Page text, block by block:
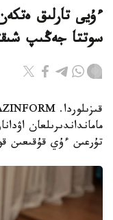
ءۇيى تارلىق
سوتتا جەڭىپ
مامانداندىرىلعان
تۇرعىن ءۇي قۇقىعىن